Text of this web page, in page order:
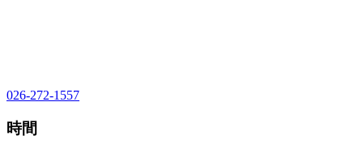
026-272-1557
時間